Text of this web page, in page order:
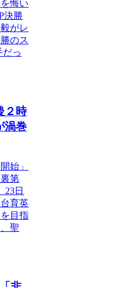
悔い
決勝
がレ
のス
だっ
２時
渦巻
始」
第
23日
育英
目指
聖